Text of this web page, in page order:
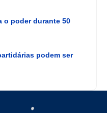
o poder durante 50
podem ser